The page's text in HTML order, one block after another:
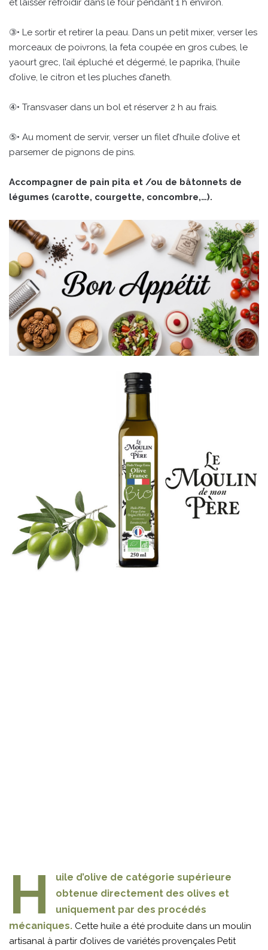
et laisser refroidir dans le four pendant 1 h environ.
③• Le sortir et retirer la peau. Dans un petit mixer, verser les
morceaux de poivrons, la feta coupée en gros cubes, le
yaourt grec, l’ail épluché et dégermé, le paprika, l’huile
d’olive, le citron et les pluches d’aneth.
④• Transvaser dans un bol et réserver 2 h au frais.
⑤• Au moment de servir, verser un filet d’huile d’olive et
parsemer de pignons de pins.
Accompagner de pain pita et /ou de bâtonnets de
légumes (carotte, courgette, concombre,…).
H
uile d’olive de catégorie supérieure
obtenue directement des olives et
uniquement par des procédés
mécaniques. Cette huile a été produite dans un moulin
artisanal à partir d’olives de variétés provençales Petit